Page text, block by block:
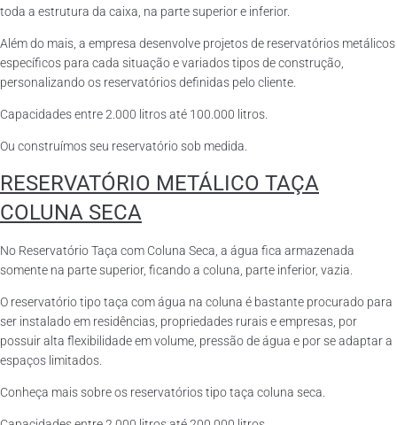
toda a estrutura da caixa, na parte superior e inferior.
Além do mais, a empresa desenvolve projetos de reservatórios metálicos
específicos para cada situação e variados tipos de construção,
personalizando os reservatórios definidas pelo cliente.
Capacidades entre 2.000 litros até 100.000 litros.
Ou construímos seu reservatório sob medida.
RESERVATÓRIO METÁLICO TAÇA
COLUNA SECA
No Reservatório Taça com Coluna Seca, a água fica armazenada
somente na parte superior, ficando a coluna, parte inferior, vazia.
O reservatório tipo taça com água na coluna é bastante procurado para
ser instalado em residências, propriedades rurais e empresas, por
possuir alta flexibilidade em volume, pressão de água e por se adaptar a
espaços limitados.
Conheça mais sobre os reservatórios tipo taça coluna seca.